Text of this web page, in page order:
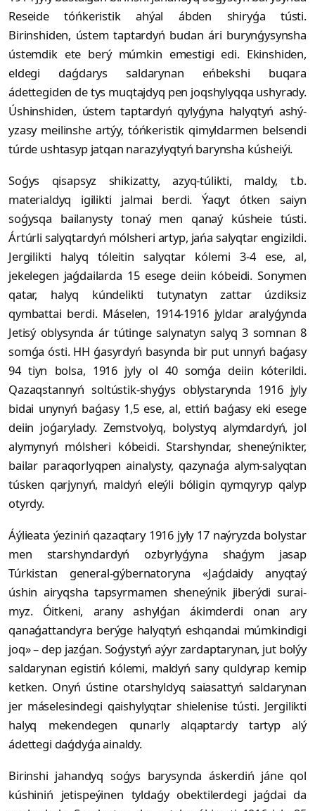
Reseide tóńkeristik ahýal ábden shiryǵa tústi.
Birinshiden, ústem taptardyń budan ári burynǵysynsha
ústemdik ete berý múmkin emestigi edi. Ekinshiden,
eldegi daǵdarys saldarynan eńbekshi buqara
ádettegiden de tys muqtajdyq pen joqshylyqqa ushyrady.
Úshinshiden, ústem taptardyń qylyǵyna halyqtyń ashý-
yzasy meilinshe artýy, tóńkeristik qimyldarmen belsendi
túrde ushtasyp jatqan narazylyqtyń barynsha kúsheiýi.
Soǵys qisapsyz shikizatty, azyq-túlikti, maldy, t.b.
materialdyq igilikti jalmai berdi. Ýaqyt ótken saiyn
soǵysqa bailanysty tonaý men qanaý kúsheie tústi.
Ártúrli salyqtardyń mólsheri artyp, jańa salyqtar engizildi.
Jergilikti halyq tóleitin salyqtar kólemi 3-4 ese, al,
jekelegen jaǵdailarda 15 esege deiin kóbeidi. Sonymen
qatar, halyq kún­delikti tutynatyn zattar úzdiksiz
qymbattai berdi. Máselen, 1914-1916 jyldar aralyǵynda
Jetisý oblysynda ár tútinge salynatyn salyq 3 somnan 8
somǵa ósti. HH ǵasyrdyń basynda bir put unnyń baǵasy
94 tiyn bolsa, 1916 jyly ol 40 somǵa deiin kóterildi.
Qazaqstannyń soltústik-shyǵys oblystarynda 1916 jyly
bidai unynyń baǵasy 1,5 ese, al, ettiń baǵasy eki esege
deiin joǵarylady. Zemstvolyq, bolystyq alymdardyń, jol
alymynyń mólsheri kóbeidi. Starshyndar, sheneýnikter,
bailar paraqorlyqpen ainalysty, qazynaǵa alym-salyqtan
túsken qarjynyń, maldyń eleýli bóligin qymqyryp qalyp
otyrdy.
Áýlieata ýeziniń qazaqtary 1916 jyly 17 naýryzda bolystar
men star­shyn­­dardyń ozbyrlyǵyna shaǵym jasap
Túrkistan ge­neral-gýbernatoryna «Jaǵdaidy anyq­taý
úshin airyqsha tapsyrmamen she­neý­nik jiberýdi su­rai­
myz. Óitkeni, arany ashylǵan ákimderdi onan ary
qanaǵattandyra berýge halyqtyń esh­qan­dai múmkindigi
joq» – dep jazǵan. So­ǵys­tyń aýyr zardaptarynan, jut bolýy
saldarynan egistiń kólemi, maldyń sa­ny quldyrap kemip
ketken. Onyń ústine otarshyldyq saiasattyń saldarynan
jer máselesindegi qaishylyqtar shielenise tús­ti. Jergilikti
halyq mekendegen qunarly alqap­tardy tartyp alý
ádettegi daǵdyǵa ai­nal­dy.
Birinshi jahandyq soǵys barysynda áskerdiń jáne qol
kúshiniń jetispeýinen tyldaǵy obektilerdegi jaǵdai da